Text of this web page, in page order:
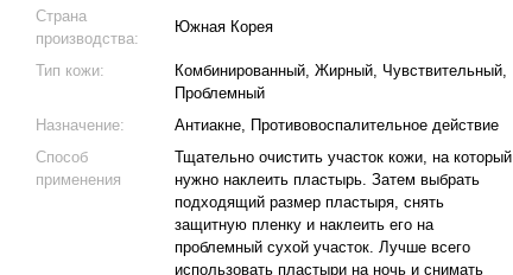
Страна
производства:
Южная Корея
Тип кожи:
Комбинированный, Жирный, Чувствительный,
Проблемный
Назначение:
Антиакне, Противовоспалительное действие
Способ
применения
Тщательно очистить участок кожи, на который
нужно наклеить пластырь. Затем выбрать
подходящий размер пластыря, снять
защитную пленку и наклеить его на
проблемный сухой участок. Лучше всего
использовать пластыри на ночь и снимать